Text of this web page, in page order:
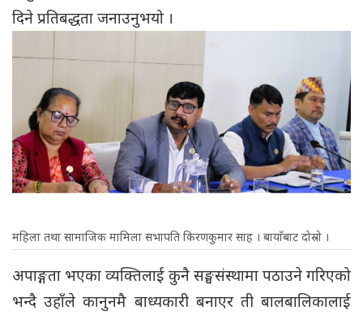
दिने प्रतिबद्धता जनाउनुभयो ।
महिला तथा सामाजिक मामिला सभापति किरणकुमार साह । बायाँबाट दोस्रो ।
अपाङ्गता भएका व्यक्तिलाई कुनै सङ्घसंस्थामा पठाउने गरिएको
भन्दै उहाँले कानुनमै बाध्यकारी बनाएर ती बालबालिकालाई